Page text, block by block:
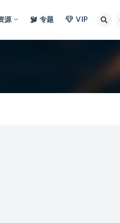
源 专题 VIP